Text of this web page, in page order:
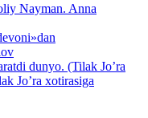
Nayman. Anna
dunyo. (Tilak Jo’ra
Jo’ra xotirasiga